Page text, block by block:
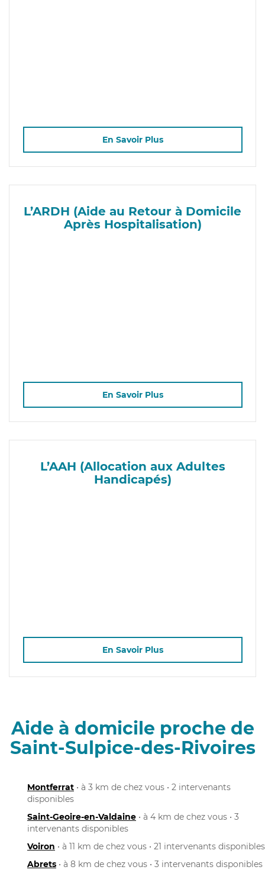
En Savoir Plus
L’ARDH (Aide au Retour à Domicile
Après Hospitalisation)
En Savoir Plus
L’AAH (Allocation aux Adultes
Handicapés)
En Savoir Plus
Aide à domicile proche de
Saint-Sulpice-des-Rivoires
Montferrat • à 3 km de chez vous • 2 intervenants
disponibles
Saint-Geoire-en-Valdaine • à 4 km de chez vous • 3
intervenants disponibles
Voiron • à 11 km de chez vous • 21 intervenants disponibles
Abrets • à 8 km de chez vous • 3 intervenants disponibles